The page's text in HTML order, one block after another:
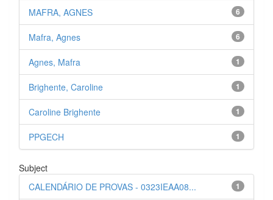
6
MAFRA, AGNES
6
Mafra, Agnes
1
Agnes, Mafra
1
Brighente, Caroline
1
Caroline Brighente
1
PPGECH
Subject
1
CALENDÁRIO DE PROVAS - 0323IEAA08...